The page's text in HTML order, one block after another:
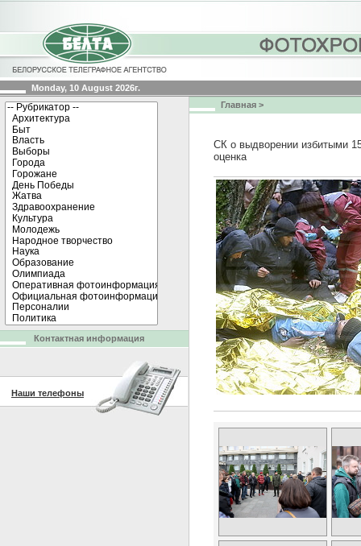
Monday, 10 August 2026г.
Главная >
СК о выдворении избитыми
оценка
Контактная информация
Наши телефоны